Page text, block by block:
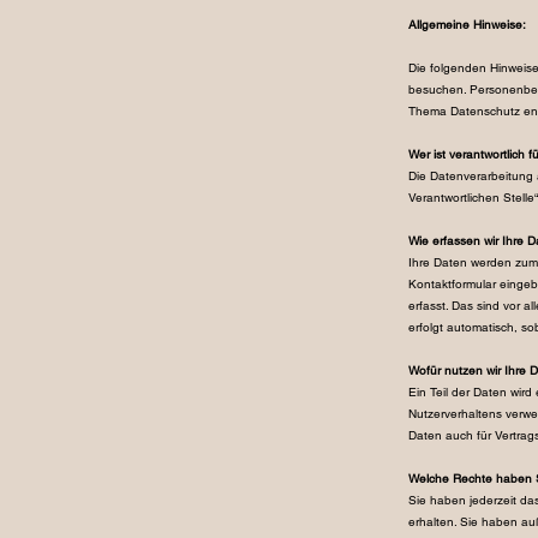
Allgemeine Hinweise:
Die folgenden
besuchen.
Thema Datenschutz
Wer ist verantwortlich
Die Datenverarbeitung
Verantwortlichen
Wie erfassen wir Ihre
Ihre Daten werden
Kontaktformular
erfasst. Das sind vor
erfolgt automatisch,
Wofür nutzen wir Ihre
Ein Teil der Daten
Nutzerverhaltens
Daten auch für
Welche Rechte haben
Sie haben jederzeit
erhalten. Sie haben